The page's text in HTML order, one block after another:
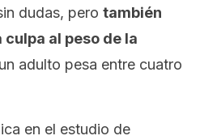
dudas, pero también
al peso de la
adulto pesa entre cuatro
en el estudio de